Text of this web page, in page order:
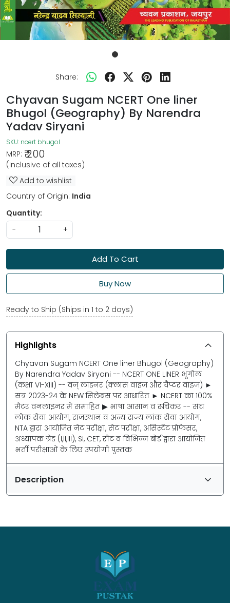
Share:
Chyavan Sugam NCERT One liner
Bhugol (Geography) By Narendra
Yadav Siryani
SKU: ncert bhugol
MRP: ₹ 200
(Inclusive of all taxes)
Add to wishlist
Country of Origin: India
Quantity:
-
+
Add To Cart
Buy Now
Ready to Ship (Ships in 1 to 2 days)
Highlights
Chyavan Sugam NCERT One liner Bhugol (Geography)
By Narendra Yadav Siryani -- NCERT ONE LINER भूगोल
(कक्षा VI-XIII) -- वन् लाइनर (क्लास वाइज और चैप्टर वाइज) ►
सत्र 2023-24 के NEW सिलेबस पर आधारित ► NCERT का 100%
मैटर वन‌लाइनर में समाहित ▶ भाषा आसान व रूचिकर -- संघ
लोक सेवा आयोग, राजस्थान व अन्य राज्य लांक सेवा आयोग,
NTA द्वारा आयोजित नेट परीक्षा, सेट परीक्षा, असिस्टेंट प्रोफेसर,
अध्यापक ग्रेड (I,II,III), SI, CET, रीट व विभिन्न बोर्ड द्वारा आयोजित
भर्ती परीक्षाओं के लिए उपयोगी पुस्तक
Description